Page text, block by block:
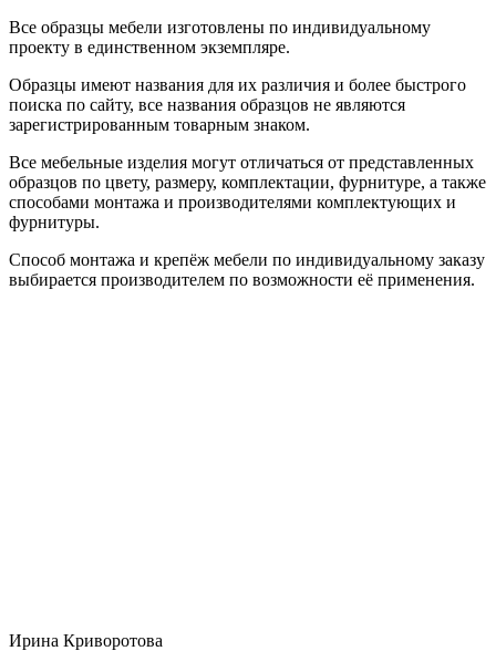
Все образцы мебели изготовлены по индивидуальному
проекту в единственном экземпляре.
Образцы имеют названия для их различия и более быстрого
поиска по сайту, все названия образцов не являются
зарегистрированным товарным знаком.
Все мебельные изделия могут отличаться от представленных
образцов по цвету, размеру, комплектации, фурнитуре, а также
способами монтажа и производителями комплектующих и
фурнитуры.
Способ монтажа и крепёж мебели по индивидуальному заказу
выбирается производителем по возможности её применения.
Ирина Криворотова